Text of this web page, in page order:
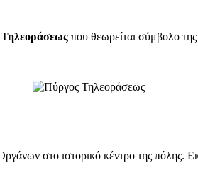
που θεωρείται σύμβολο
στο ιστορικό κέντρο της πόλης.